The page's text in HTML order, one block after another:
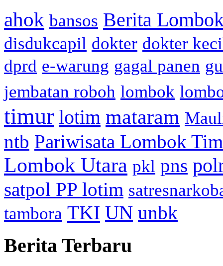
ahok bansos Berita
disdukcapil dokter dokter
dprd e-warung gagal panen
jembatan roboh lombok
timur lotim mataram
ntb Pariwisata Lombok
Lombok Utara pkl pns
satpol PP lotim
tambora TKI UN unbk
Berita Terbaru